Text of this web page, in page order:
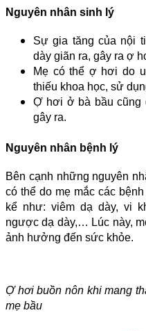
Nguyên nhân sinh lý
Sự gia tăng của nội
dày giãn ra, gây ra ợ
Mẹ có thể ợ hơi do
thiếu khoa học, sử
Ợ hơi ở bà bầu cũng
gây ra.
Nguyên nhân bệnh lý
Bên cạnh những nguyên
có thể do mẹ mắc các
kể như: viêm dạ dày, vi
ngược dạ dày,… Lúc này,
ảnh hưởng đến sức khỏe.
Ợ hơi buồn nôn khi mang
mẹ bầu